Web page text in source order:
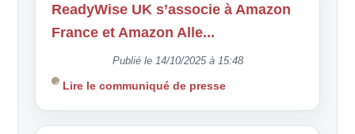
ReadyWise UK s’associe à Amazon
France et Amazon Alle...
Publié le 14/10/2025 à 15:48
Lire le communiqué de presse